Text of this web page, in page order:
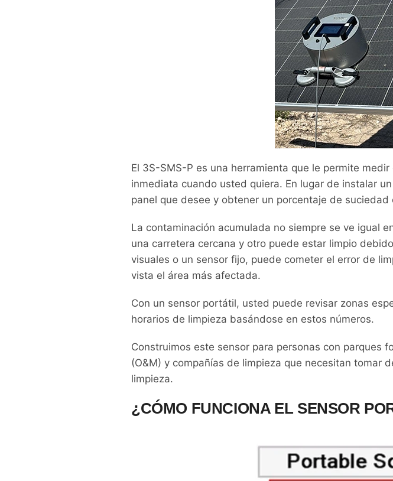
El 3S-SMS-P es una herramienta que le permite
inmediata cuando usted quiera. En lugar de instalar
panel que desee y obtener un porcentaje de
La contaminación acumulada no siempre se ve igual
una carretera cercana y otro puede estar limpio
visuales o un sensor fijo, puede cometer el error de
vista el área más afectada.
Con un sensor portátil, usted puede revisar zonas
horarios de limpieza basándose en estos números.
Construimos este sensor para personas con parques
(O&M) y compañías de limpieza que necesitan tomar
limpieza.
¿CÓMO FUNCIONA EL SENSOR